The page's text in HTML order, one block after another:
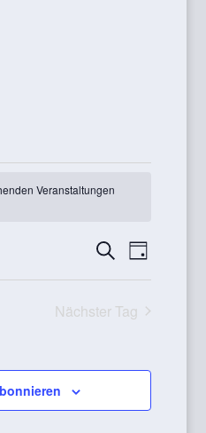
Veranstaltungen
SUCHE
Suche Tag
Nächster Tag